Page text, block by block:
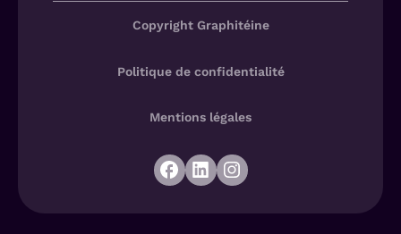
Copyright Graphitéine
Politique de confidentialité
Mentions légales